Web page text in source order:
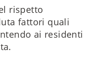
rispetto
fattori quali
ai residenti